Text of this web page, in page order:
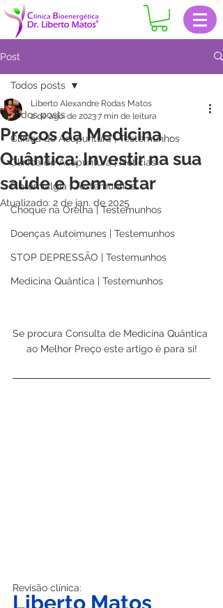
Post
Todos posts
Clinica de Acupuntura | Testemunhos
Clinica de Acupuntura | Notícias
Fibromialgia | Testemunhos
Choque na Orelha | Testemunhos
Doenças Autoimunes | Testemunhos
STOP DEPRESSÃO | Testemunhos
Medicina Quântica | Testemunhos
Todos posts
Preços da Medicina
Quântica: Investir na sua
saúde e bem-estar
Liberto Alexandre Rodas Matos
2 de ago. de 20237 min de leitura
Atualizado: 2 de jan. de 2025
Se procura Consulta de Medicina Quântica
ao Melhor Preço este artigo é para si!
Revisão clínica:
Liberto Matos